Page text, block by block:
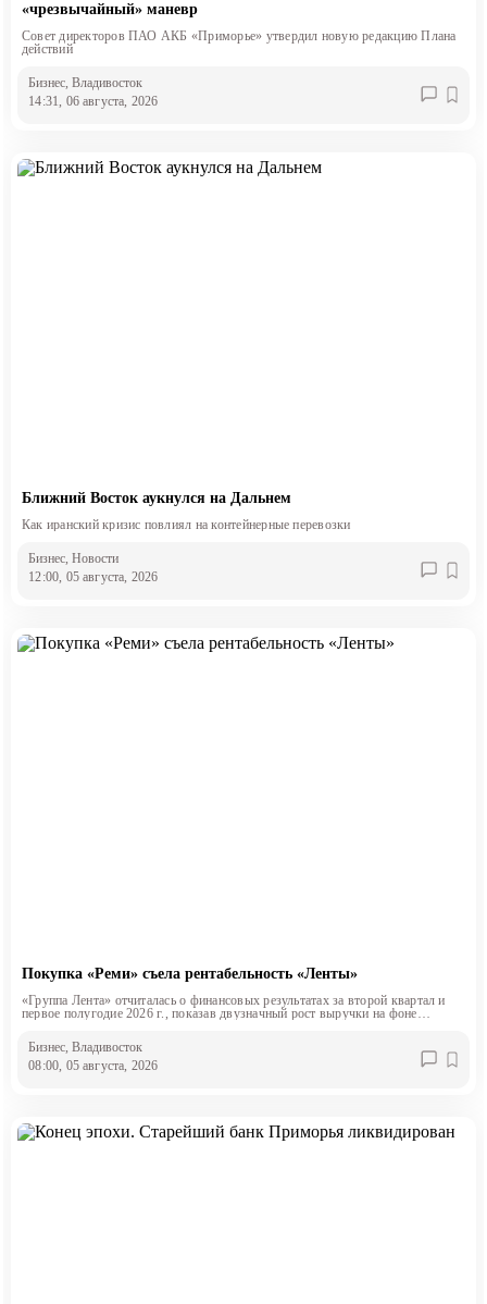
«чрезвычайный» маневр
Совет директоров ПАО АКБ «Приморье» утвердил новую редакцию Плана
действий
Бизнес, Владивосток
14:31, 06 августа, 2026
Ближний Восток аукнулся на Дальнем
Как иранский кризис повлиял на контейнерные перевозки
Бизнес, Новости
12:00, 05 августа, 2026
Покупка «Реми» съела рентабельность «Ленты»
«Группа Лента» отчиталась о финансовых результатах за второй квартал и
первое полугодие 2026 г., показав двузначный рост выручки на фоне
Бизнес, Владивосток
08:00, 05 августа, 2026